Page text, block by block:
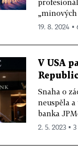
19. 8. 2024
V USA
Snaha o
neuspěla
banka
2. 5. 2023 ▪